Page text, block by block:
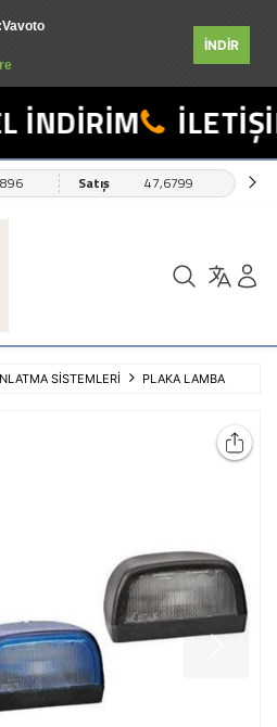
İNDİR
İNDİRİM
Satış 47,6799
SİSTEMLERİ PLAKA LAMBA